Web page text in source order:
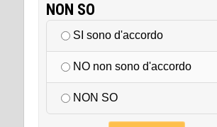
NON SO
SI sono d'accordo
NO non sono d'accordo
NON SO